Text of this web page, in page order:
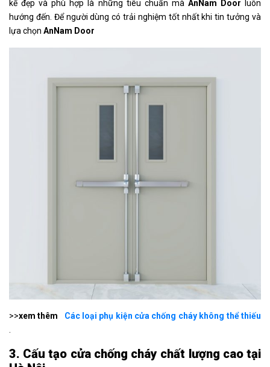
kế đẹp và phù hợp là những tiêu chuẩn mà AnNam Door luôn
hướng đến. Để người dùng có trải nghiệm tốt nhất khi tin tưởng và
lựa chọn AnNam Door
>>xem thêm
Các loại phụ kiện cửa chống cháy không thể thiếu
3. Cấu tạo cửa chống cháy chất lượng cao tại